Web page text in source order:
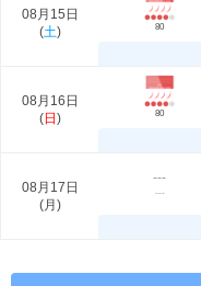
08月15日
(土) 80
08月16日
(日 ) 80
08月17日
(月 )
---
---